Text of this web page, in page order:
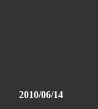
2010/06/14